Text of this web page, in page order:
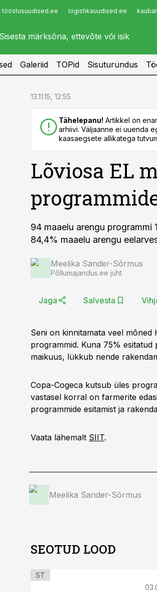
tööstusuudised.ee logistikauudised.ee
Infopank
Galeriid TOPid Sisuturundus
13.11.15, 12:55
Tähelepanu! Artikkel on
arhiivi. Väljaanne ei uuenda
kaasaegsete allikatega
Lõviosa EL
94 maaelu arengu programmi
84,4% maaelu arengu
Meelika Sander-Sõrmus
Põllumajandus.ee juht
Jaga Salvesta
Seni on kinnitamata veel mõned
programmid. Kuna 75% esitatud
maikuus, lükkub nende
Copa-Cogeca kutsub üles
vastasel korral on farmerite
programmide esitamist ja
Vaata lähemalt SIIT.
Meelika Sander-Sõrmus
SEOTUD LOOD
ST